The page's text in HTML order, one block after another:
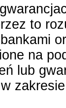
to
na
lub